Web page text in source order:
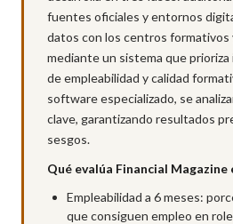
fuentes oficiales y entornos
datos con los centros formativos
mediante un sistema que
de empleabilidad y calidad
software especializado, se
clave, garantizando resultados
sesgos.
Qué evalúa Financial Magazine
Empleabilidad a 6 meses:
que consiguen empleo en